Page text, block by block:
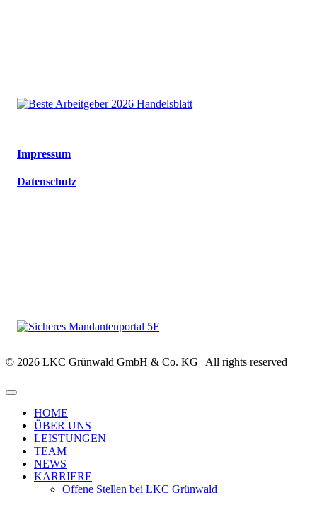
Impressum
Datenschutz
© 2026 LKC Grünwald GmbH & Co. KG | All rights reserved
HOME
ÜBER UNS
LEISTUNGEN
TEAM
NEWS
KARRIERE
Offene Stellen bei LKC Grünwald